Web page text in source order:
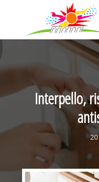
Interpello,